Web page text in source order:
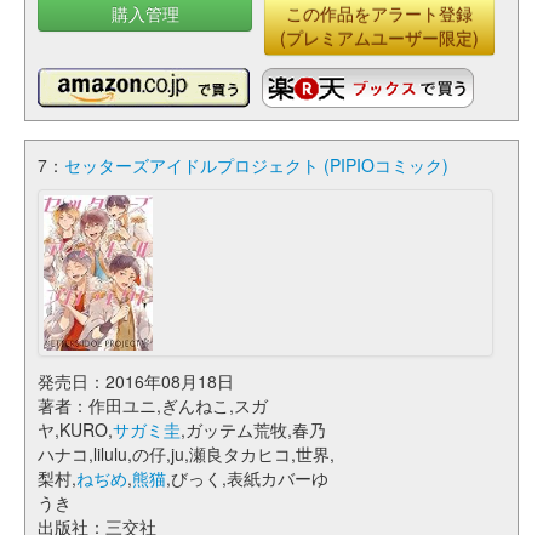
購入管理
この作品をアラート登録
(プレミアムユーザー限定)
7： セッターズアイドルプロジェクト (PIPIOコミック)
発売日：2016年08月18日
著者：作田ユニ,ぎんねこ,スガ
ヤ,KURO,サガミ圭,ガッテム荒牧,春乃
ハナコ,lilulu,の仔,ju,瀬良タカヒコ,世界,
梨村,ねぢめ,熊猫,びっく,表紙カバーゆ
うき
出版社：三交社